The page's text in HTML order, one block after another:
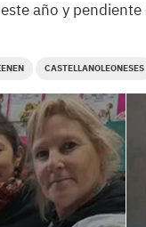
año y
CASTELLANOLEONESES